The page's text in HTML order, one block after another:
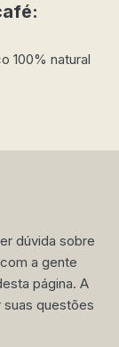
100% natural
dúvida sobre
a gente
página. A
suas questões